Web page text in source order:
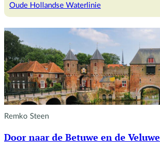
van
Oude Hollandse Waterlinie
Remko Steen
Door naar de Betuwe en de Veluwe